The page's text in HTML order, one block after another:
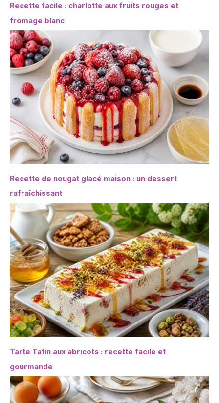
Recette facile : charlotte aux fruits rouges et
fromage blanc
Recette de nougat glacé maison : un dessert
rafraîchissant
Tarte Tatin aux abricots : recette facile et
gourmande